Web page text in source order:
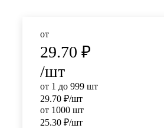
от
29.70 ₽
/шт
от 1 до 999 шт
29.70 ₽/шт
от 1000 шт
25.30 ₽/шт